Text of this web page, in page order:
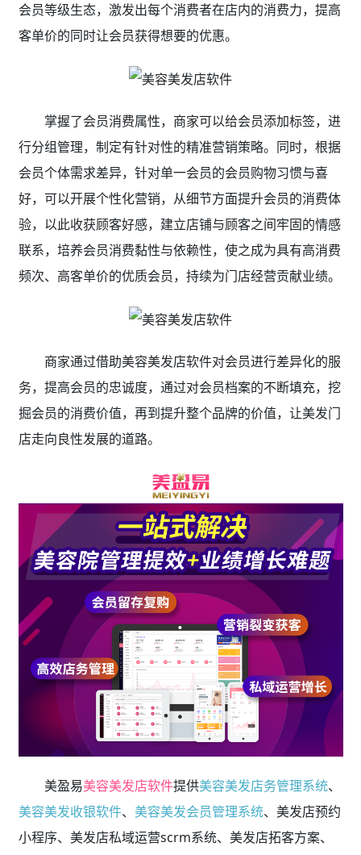
会员等级生态，激发出每个消费者在店内的消费力，提高
客单价的同时让会员获得想要的优惠。
掌握了会员消费属性，商家可以给会员添加标签，进
行分组管理，制定有针对性的精准营销策略。同时，根据
会员个体需求差异，针对单一会员的会员购物习惯与喜
好，可以开展个性化营销，从细节方面提升会员的消费体
验，以此收获顾客好感，建立店铺与顾客之间牢固的情感
联系，培养会员消费黏性与依赖性，使之成为具有高消费
频次、高客单价的优质会员，持续为门店经营贡献业绩。
商家通过借助美容美发店软件对会员进行差异化的服
务，提高会员的忠诚度，通过对会员档案的不断填充，挖
掘会员的消费价值，再到提升整个品牌的价值，让美发门
店走向良性发展的道路。
美盈易美容美发店软件提供美容美发店务管理系统、
美容美发收银软件、 美容美发会员管理系统、美发店预约
小程序、美发店私域运营scrm系统、美发店拓客方案、